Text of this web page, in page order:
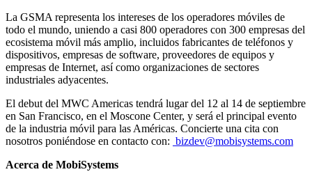
La GSMA representa los intereses de los operadores móviles de
todo el mundo, uniendo a casi 800 operadores con 300 empresas del
ecosistema móvil más amplio, incluidos fabricantes de teléfonos y
dispositivos, empresas de software, proveedores de equipos y
empresas de Internet, así como organizaciones de sectores
industriales adyacentes.
El debut del MWC Americas tendrá lugar del 12 al 14 de septiembre
en San Francisco, en el Moscone Center, y será el principal evento
de la industria móvil para las Américas. Concierte una cita con
nosotros poniéndose en contacto con: bizdev@mobisystems.com
Acerca de MobiSystems